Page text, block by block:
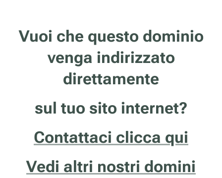
Vuoi che questo dominio
venga indirizzato
direttamente
sul tuo sito internet?
Contattaci clicca qui
Vedi altri nostri domini